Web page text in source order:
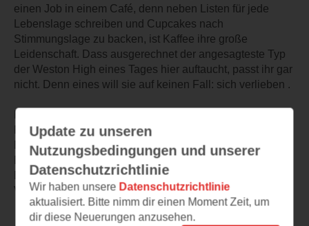
einen Job in einem Café, denn neben Listen für jede
Lebenslage schreiben und Cupcakes nach
Stimmungslage zu backen, ist Kaffee ihre große
Leidenschaft. Dass ausgerechnet der angesagteste Typ
der Weston High eines Tages hier auftaucht, passt ihr gar
nicht. Denn eines will sie auf keinen Fall: sich verlieben .
Mir hat das Buch richtig gut gefallen. Sasha ist eine tolle
Protagonistin.
Der Verlauf ist spannend und romantisch.
Die Charaktere wirken sehr authentisch.
Der Schreibstil ist angenehm und flüssig.
Volle Punktezahl.
Update zu unseren
Nutzungsbedingungen und unserer
Datenschutzrichtlinie
Wir haben unsere Datenschutzrichtlinie
aktualisiert. Bitte nimm dir einen Moment Zeit, um
dir diese Neuerungen anzusehen.